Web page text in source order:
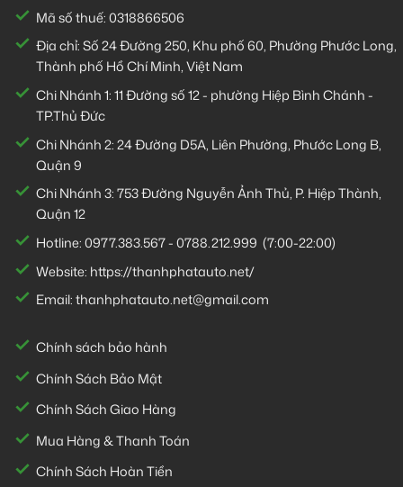
Mã số thuế: 0318866506
Địa chỉ: Số 24 Đường 250, Khu phố 60, Phường Phước Long,
Thành phố Hồ Chí Minh, Việt Nam
Chi Nhánh 1:11 Đường số 12 - phường Hiệp Bình Chánh -
TP.Thủ Đức
Chi Nhánh 2:24 Đường D5A, Liên Phường, Phước Long B,
Quận 9
Chi Nhánh 3:753 Đường Nguyễn Ảnh Thủ, P. Hiệp Thành,
Quận 12
Hotline:0977.383.567-0788.212.999 (7:00-22:00)
Website: https://thanhphatauto.net/
Email:thanhphatauto.net@gmail.com
Chính sách bảo hành
Chính Sách Bảo Mật
Chính Sách Giao Hàng
Mua Hàng & Thanh Toán
Chính Sách Hoàn Tiền